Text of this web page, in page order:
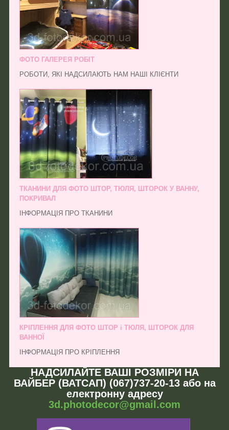
ФОТО ГАЛЕРЕЯ РОБІТ
РОБОТИ, ЯКІ НАДСИЛАЮТЬ НАМ НАШІ КЛІЄНТИ
ТКАНИНИ ДЛЯ ФОТО ШТОР, ТЮЛЯ, ШТОРОК У ВАННУ,
ПОКРИВАЛ
ІНФОРМАЦІЯ ПРО ТКАНИНИ
КРІПЛЕННЯ ДЛЯ ФОТО ШТОР і ТЮЛЯ, ШТОРОК ДЛЯ
ВАННОЇ
ІНФОРМАЦІЯ ПРО КРІПЛЕННЯ
НАДСИЛАЙТЕ ВАШІ РОЗМІРИ НА
ВАЙБЕР (ВАТСАП) (067)737-20-13 або на
електронну адресу
3d.photodecor@gmail.com